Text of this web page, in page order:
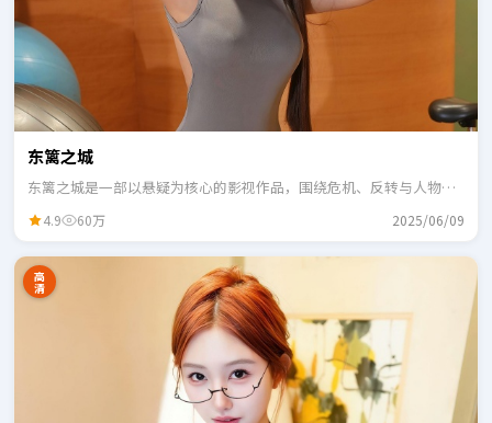
东篱之城
东篱之城是一部以悬疑为核心的影视作品，围绕危机、反转与人物成
4.9 60万 2025/06/09
高
清